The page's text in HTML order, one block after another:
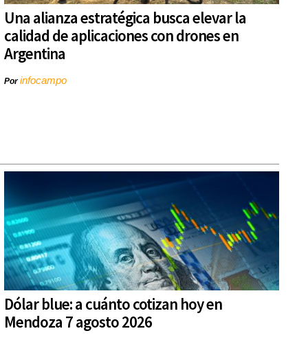
Una alianza estratégica busca elevar la
calidad de aplicaciones con drones en
Argentina
Porinfocampo
Dólar blue: a cuánto cotizan hoy en
Mendoza 7 agosto 2026